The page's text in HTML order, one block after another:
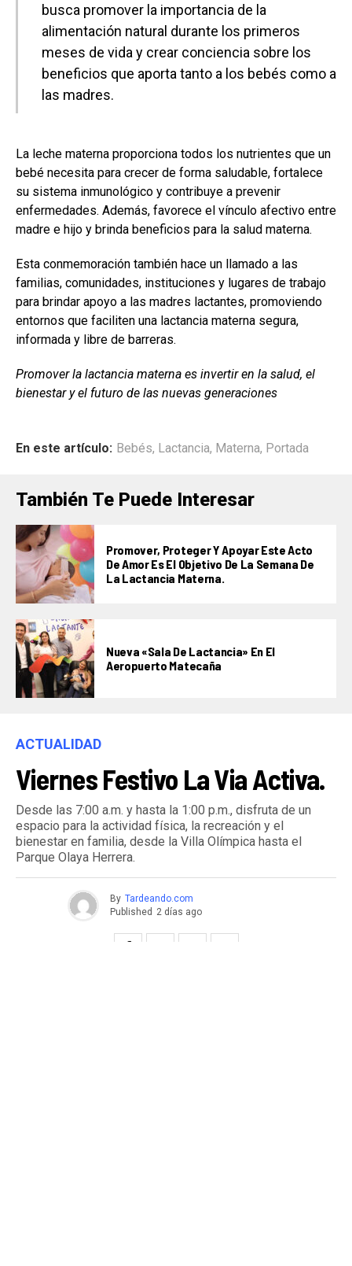
busca promover la importancia de la
alimentación natural durante los primeros
meses de vida y crear conciencia sobre los
beneficios que aporta tanto a los bebés como a
las madres.
La leche materna proporciona todos los nutrientes que un
bebé necesita para crecer de forma saludable, fortalece
su sistema inmunológico y contribuye a prevenir
enfermedades. Además, favorece el vínculo afectivo entre
madre e hijo y brinda beneficios para la salud materna.
Esta conmemoración también hace un llamado a las
familias, comunidades, instituciones y lugares de trabajo
para brindar apoyo a las madres lactantes, promoviendo
entornos que faciliten una lactancia materna segura,
informada y libre de barreras.
Promover la lactancia materna es invertir en la salud, el
bienestar y el futuro de las nuevas generaciones
En este artículo: Bebés, Lactancia, Materna, Portada
También Te Puede Interesar
Promover, Proteger Y Apoyar Este Acto
De Amor Es El Objetivo De La Semana De
La Lactancia Materna.
Nueva «Sala De Lactancia» En El
Aeropuerto Matecaña
ACTUALIDAD
Viernes Festivo La Via Activa.
Desde las 7:00 a.m. y hasta la 1:00 p.m., disfruta de un
espacio para la actividad física, la recreación y el
bienestar en familia, desde la Villa Olímpica hasta el
Parque Olaya Herrera.
By Tardeando.com
Published 2 días ago